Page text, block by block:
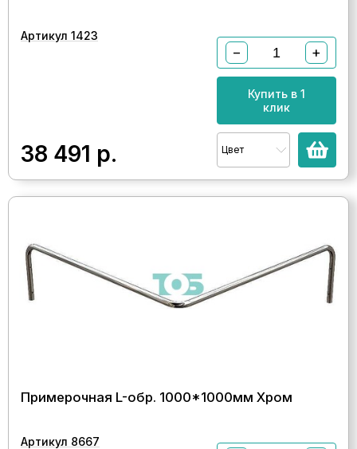
Артикул 1423
38 491 р.
− +
Купить в 1
клик
Цвет
Примерочная L-обр. 1000*1000мм Хром
Артикул 8667